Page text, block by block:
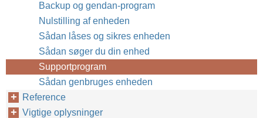
Backup og gendan-program
Nulstilling af enheden
Sådan låses og sikres enheden
Sådan søger du din enhed
Supportprogram
Sådan genbruges enheden
Reference
Vigtige oplysninger